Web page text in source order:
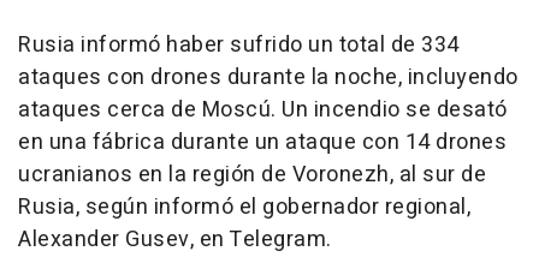
Rusia informó haber sufrido un total de 334
ataques con drones durante la noche, incluyendo
ataques cerca de Moscú. Un incendio se desató
en una fábrica durante un ataque con 14 drones
ucranianos en la región de Voronezh, al sur de
Rusia, según informó el gobernador regional,
Alexander Gusev, en Telegram.